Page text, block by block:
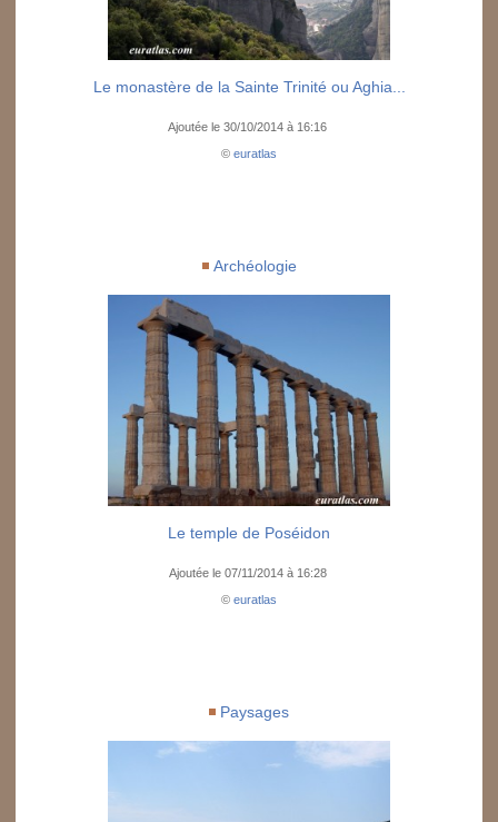
Le monastère de la Sainte Trinité ou Aghia...
Ajoutée le 30/10/2014 à 16:16
© euratlas
Archéologie
Le temple de Poséidon
Ajoutée le 07/11/2014 à 16:28
© euratlas
Paysages